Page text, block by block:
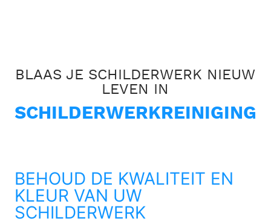
BLAAS JE SCHILDERWERK NIEUW
LEVEN IN
SCHILDERWERKREINIGING
BEHOUD DE KWALITEIT EN
KLEUR VAN UW
SCHILDERWERK